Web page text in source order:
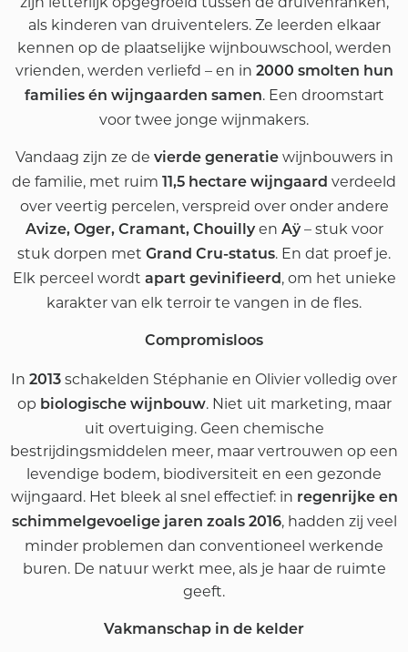
als kinderen van druiventelers. Ze leerden elkaar
kennen op de plaatselijke wijnbouwschool, werden
vrienden, werden verliefd – en in 2000 smolten hun
families én wijngaarden samen. Een droomstart
voor twee jonge wijnmakers.
Vandaag zijn ze de vierde generatiewijnbouwers in
de familie, met ruim
11,5 hectare wijngaard verdeeld
over veertig percelen, verspreid over onder andere
Avize, Oger, Cramant, Chouillyen Aÿ– stuk voor
stuk dorpen met Grand Cru-status. En dat proef je.
Elk perceel wordt apart gevinifieerd , om het unieke
karakter van elk terroir te vangen in de fles.
Compromisloos
In 2013 schakelden Stéphanie en Olivier volledig over
op biologische wijnbouw. Niet uit marketing, maar
uit overtuiging. Geen chemische
bestrijdingsmiddelen meer, maar vertrouwen op een
levendige bodem, biodiversiteit en een gezonde
wijngaard. Het bleek al snel effectief: in regenrijke en
schimmelgevoelige jaren zoals 2016, hadden zij veel
minder problemen dan conventioneel werkende
buren. De natuur werkt mee, als je haar de ruimte
geeft.
Vakmanschap in de kelder